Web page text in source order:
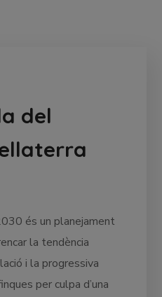
del
és un planejament
la tendència
i la progressiva
per culpa d’una